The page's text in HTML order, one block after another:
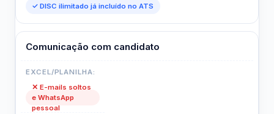
✓ DISC ilimitado já incluído no ATS
Comunicação com candidato
✕ E-mails soltos
e WhatsApp
pessoal